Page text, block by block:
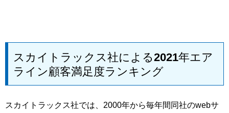
スカイトラックス社による2021年エア
ライン顧客満足度ランキング
スカイトラックス社では、2000年から毎年間同社のwebサ